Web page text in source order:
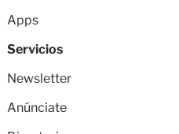
Apps
Servicios
Newsletter
Anúnciate